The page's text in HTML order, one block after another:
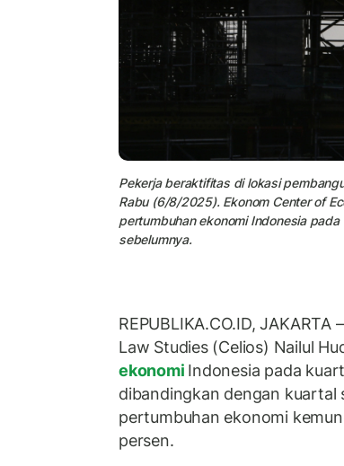
Pekerja beraktifitas di lokasi
Rabu (6/8/2025). Ekonom Center of
pertumbuhan ekonomi Indonesia
sebelumnya.
REPUBLIKA.CO.ID,
Law Studies (Celios) Nailul
ekonomi Indonesia pada
dibandingkan dengan kuartal
pertumbuhan ekonomi
persen.